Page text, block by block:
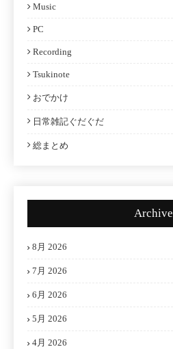
Music
PC
Recording
Tsukinote
おでかけ
日常雑記ぐだぐだ
総まとめ
Archive
8月 2026
7月 2026
6月 2026
5月 2026
4月 2026